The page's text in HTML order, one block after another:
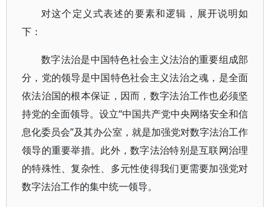
对这个定义式表述的要素和逻辑，展开说明如
下：
数字法治是中国特色社会主义法治的重要组成部
分，党的领导是中国特色社会主义法治之魂，是全面
依法治国的根本保证，因而，数字法治工作也必须坚
持党的全面领导。设立“中国共产党中央网络安全和信
息化委员会”及其办公室，就是加强党对数字法治工作
领导的重要举措。此外，数字法治特别是互联网治理
的特殊性、复杂性、多元性使得我们更需要加强党对
数字法治工作的集中统一领导。